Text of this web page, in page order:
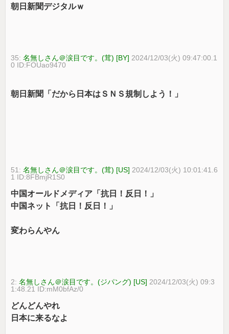
朝日新聞デジタルｗ
35:名無しさん＠涙目です。(茸) [BY] 2024/12/03(火) 09:47:00.1
0 ID:FOUao9470
朝日新聞「だから日本はＳＮＳ規制しよう！」
51:名無しさん＠涙目です。(茸) [US] 2024/12/03(火) 10:01:41.6
1 ID:8FBmjR1S0
中国オールドメディア「抗日！反日！」
中国ネット「抗日！反日！」
変わらんやん
2:名無しさん＠涙目です。(ジパング) [US] 2024/12/03(火) 09:3
1:48.21 ID:mM0bfAz/0
どんどんやれ
日本に来るなよ